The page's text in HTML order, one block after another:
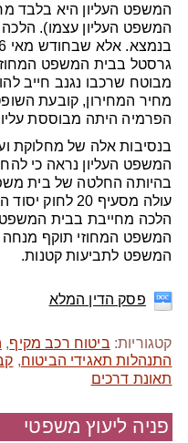
המשפט העליון היא בלבד
המשפט העליון עצמו). הלכה
גרסטל בבית המשפט
מבוטח שרכבו נגנב חייב
מחיר המחירון, קובעת
הפרמיה היתה מבוססת
בנסיבות אלה של מחלוקת
המשפט העליון נראה כי
בהיותה החלטה של בית
עולה מסעיף 20
הלכה מחייבת בבית
המשפט המחוזי תוקף
המשפט לתביעות קטנות.
פסק הדין המלא
קטגוריות: ביטוח רכב מקיף,
התנהלות תאגידי הביטוח,
תאונת דרכים
פניה ליעוץ משפטי